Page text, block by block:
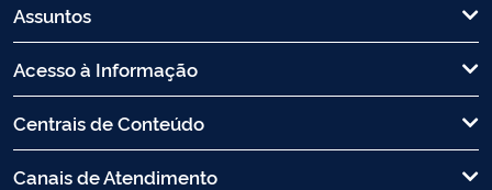
Assuntos
Acesso à Informação
Centrais de Conteúdo
Canais de Atendimento